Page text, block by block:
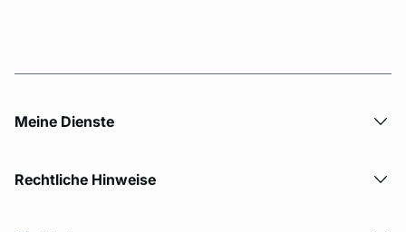
Meine Dienste
Rechtliche Hinweise